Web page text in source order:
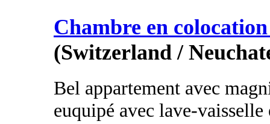
Chambre en
(Switzerland /
Bel appartement avec
euquipé avec lave-